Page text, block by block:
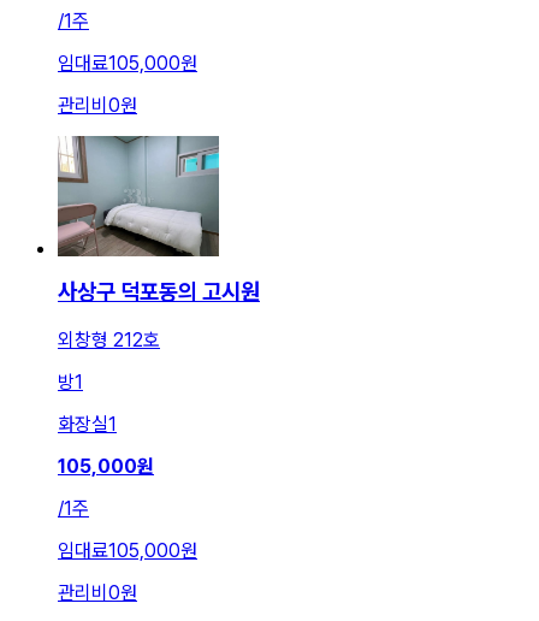
/1주
임대료105,000원
관리비 0원
사상구 덕포동의 고시원
외창형 212호
방1
화장실1
105,000원
/1주
임대료105,000원
관리비 0원